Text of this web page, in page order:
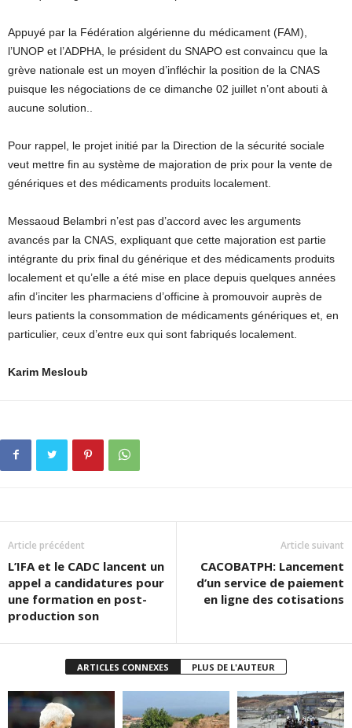
Appuyé par la Fédération algérienne du médicament (FAM),
l’UNOP et l’ADPHA, le président du SNAPO est convaincu que la
grève nationale est un moyen d’infléchir la position de la CNAS
puisque les négociations de ce dimanche 02 juillet n’ont abouti à
aucune solution..
Pour rappel, le projet initié par la Direction de la sécurité sociale
veut mettre fin au système de majoration de prix pour la vente de
génériques et des médicaments produits localement.
Messaoud Belambri n’est pas d’accord avec les arguments
avancés par la CNAS, expliquant que cette majoration est partie
intégrante du prix final du générique et des médicaments produits
localement et qu’elle a été mise en place depuis quelques années
afin d’inciter les pharmaciens d’officine à promouvoir auprès de
leurs patients la consommation de médicaments génériques et, en
particulier, ceux d’entre eux qui sont fabriqués localement.
Karim Mesloub
Article précédent
L’IFA et le CADC lancent un
appel a candidatures pour
une formation en post-
production son
Article suivant
CACOBATPH: Lancement
d’un service de paiement
en ligne des cotisations
ARTICLES CONNEXES PLUS DE L'AUTEUR